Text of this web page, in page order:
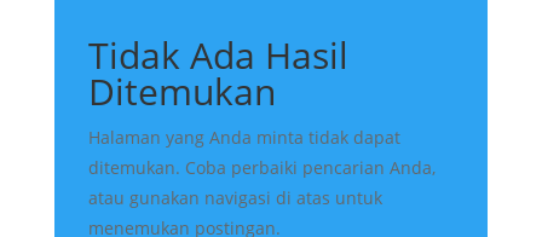
Tidak Ada Hasil
Ditemukan
Halaman yang Anda minta tidak dapat
ditemukan. Coba perbaiki pencarian Anda,
atau gunakan navigasi di atas untuk
menemukan postingan.